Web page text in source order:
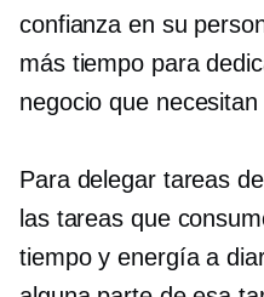
confianza en su
más tiempo para
negocio que
Para delegar tareas
las tareas que
tiempo y energía a